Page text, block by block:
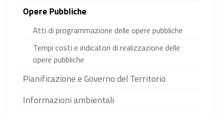
Opere Pubbliche
Atti di programmazione delle opere pubbliche
Tempi costi e indicatori di realizzazione delle
opere pubbliche
Pianificazione e Governo del Territorio
Informazioni ambientali